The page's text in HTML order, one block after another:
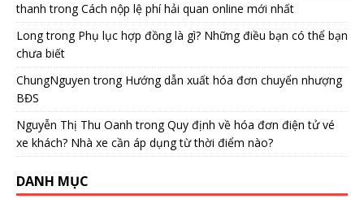
thanh trongCách nộp lệ phí hải quan online mới nhất
Longtrong Phụ lục hợp đồng là gì? Những điều bạn có thể bạn
chưa biết
ChungNguyen trong Hướng dẫn xuất hóa đơn chuyển nhượng
BĐS
Nguyễn Thị Thu Oanh trongQuy định về hóa đơn điện tử vé
xe khách? Nhà xe cần áp dụng từ thời điểm nào?
DANH MỤC